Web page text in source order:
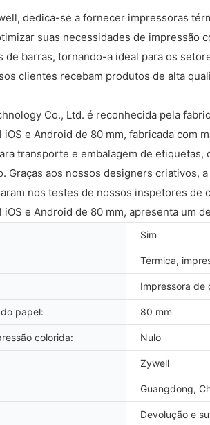
dedica-se a fornecer impressoras
suas necessidades de impressão
barras, tornando-a ideal para os
clientes recebam produtos de alta
Co., Ltd. é reconhecida pela
iOS e Android de 80 mm, fabricada com
transporte e embalagem de
Graças aos nossos designers criativos,
nos testes de nossos inspetores
iOS e Android de 80 mm, apresenta um
Sim
Térmica,
Impressora de
papel: 80 mm
colorida: Nulo
Zywell
Guangdong,
Devolução e